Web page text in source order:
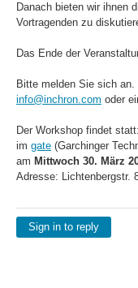
Danach bieten wir ihnen
Vortragenden zu
Das Ende der
Bitte melden Sie sich
info@inchron.com oder
Der Workshop findet statt:
im gate (Garchinger
am Mittwoch 30. März
Adresse: Lichtenbergstr.
Sign in to reply